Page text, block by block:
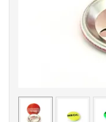
< /picture>